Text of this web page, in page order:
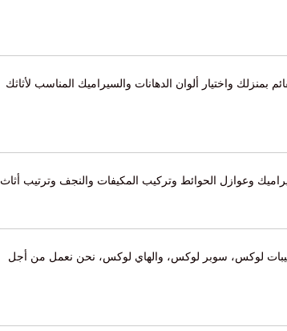
واختيار ألوان الدهانات والسيراميك المناسب لأثاثك
وعوازل الحوائط وتركيب المكيفات والنجف وترتيب أثاث
لوكس، سوبر لوكس، والهاي لوكس، نحن نعمل من أجل